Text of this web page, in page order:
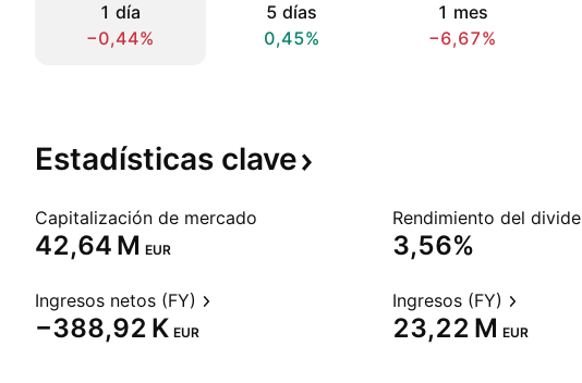
1 día
−0,44%
5 días
0,45%
1 mes
−6,67%
Estadísticas clave
Capitalización de mercado
‪42,64 M‬ EUR 3,56%
Ingresos netos (FY)
‪−388,92 K‬ EUR
Ingresos (FY)
‪23,22 M‬ EUR